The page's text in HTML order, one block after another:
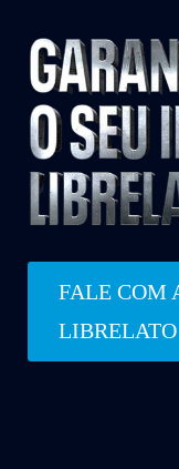
FALE COM
LIBRELATO